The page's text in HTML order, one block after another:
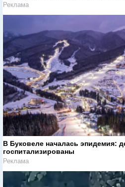
Реклама
В Буковеле началась эпидемия:
госпитализированы
Реклама